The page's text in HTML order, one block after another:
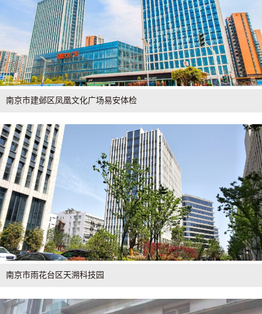
南京市建邺区凤凰文化广场易安体检
南京市雨花台区天溯科技园